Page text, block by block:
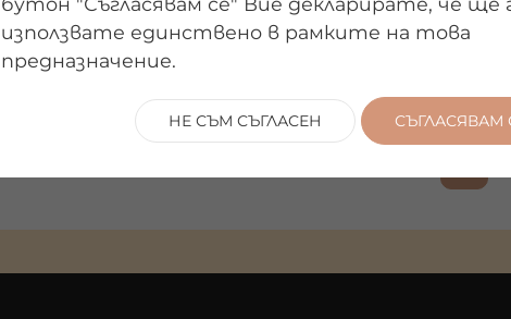
използвате единствено в рамките на това
предназначение.
НЕ СЪМ СЪГЛАСЕН СЪГЛАСЯВАМ